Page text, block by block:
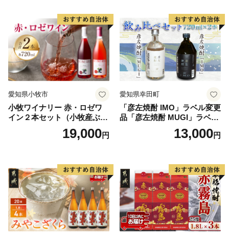
愛知県小牧市
小牧ワイナリー 赤・ロゼワ
イン２本セット（小牧産ぶど
19,000円
愛知県幸田町
「彦左焼酎 IMO」ラベル変更
品「彦左焼酎 MUGI」ラベル
変更品 飲み比べ セット 合計
2本 720ml×各1本 25度 焼酎
13,000円